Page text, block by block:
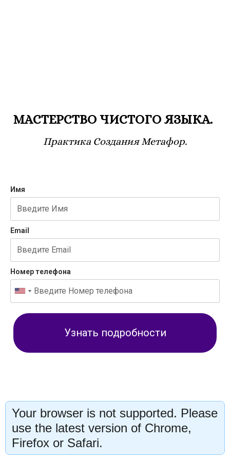
МАСТЕРСТВО ЧИСТОГО ЯЗЫКА.
Практика Создания Метафор.
Имя
Email
Номер телефона
Узнать подробности
Your browser is not supported. Please
use the latest version of Chrome,
Firefox or Safari.